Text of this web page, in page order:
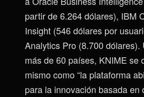
partir de 6.264 dólares), IBM
Insight (546 dólares por
Analytics Pro (8.700 dólares).
más de 60 países, KNIME se
mismo como “la plataforma
para la innovación basada en